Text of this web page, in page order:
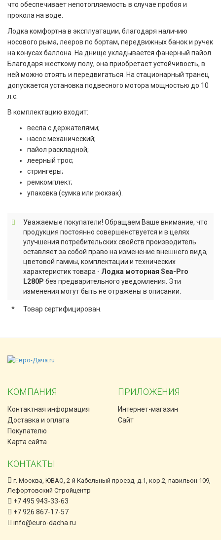
что обеспечивает непотопляемость в случае пробоя и
прокола на воде.
Лодка комфортна в эксплуатации, благодаря наличию
носового рыма, лееров по бортам, передвижных банок и ручек
на конусах баллона. На днище укладывается фанерный пайол.
Благодаря жесткому полу, она приобретает устойчивость, в
ней можно стоять и передвигаться. На стационарный транец
допускается установка подвесного мотора мощностью до 10
л.с.
В комплектацию входит:
весла с держателями;
насос механический;
пайол раскладной;
леерный трос;
стрингеры;
ремкомплект;
упаковка (сумка или рюкзак).
Уважаемые покупатели! Обращаем Ваше внимание, что
продукция постоянно совершенствуется и в целях
улучшения потребительских свойств производитель
оставляет за собой право на изменение внешнего вида,
цветовой гаммы, комплектации и технических
характеристик товара - Лодка моторная Sea-Pro
L280P без предварительного уведомления. Эти
изменения могут быть не отражены в описании.
* Товар сертифицирован.
КОМПАНИЯ
Контактная информация
Доставка и оплата
Покупателю
Карта сайта
ПРИЛОЖЕНИЯ
Интернет-магазин
Сайт
КОНТАКТЫ
г. Москва, ЮВАО, 2-й Кабельный проезд, д.1, кор.2, павильон 109,
Лефортовский Стройцентр
+7 495 943-33-63
+7 926 867-17-57
info@euro-dacha.ru